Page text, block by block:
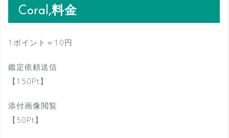
Coral,料金
1ポイント＝10円
鑑定依頼送信
【150Pt】
添付画像閲覧
【50Pt】